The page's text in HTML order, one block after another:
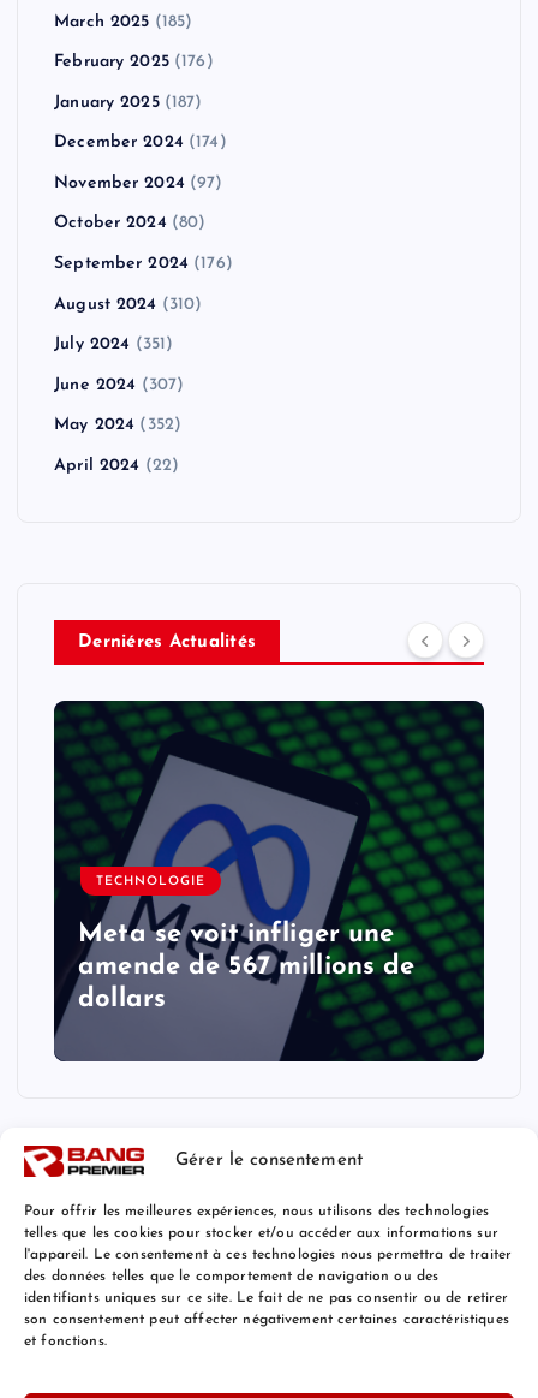
Gérer le consentement
Pour offrir les meilleures expériences, nous utilisons des technologies
telles que les cookies pour stocker et/ou accéder aux informations sur
l'appareil. Le consentement à ces technologies nous permettra de traiter
des données telles que le comportement de navigation ou des
identifiants uniques sur ce site. Le fait de ne pas consentir ou de retirer
son consentement peut affecter négativement certaines caractéristiques
et fonctions.
March 2025 (185)
February 2025(176)
January 2025(187)
December 2024 (174)
November 2024 (97)
October 2024 (80)
September 2024 (176)
August 2024 (310)
July 2024 (351)
June 2024 (307)
May 2024 (352)
April 2024 (22)
Derniéres Actualités
TECHNOLOGIE
Meta se voit infliger une
amende de 567 millions de
dollars
Mentions Légales